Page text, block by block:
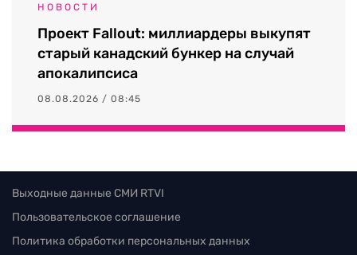
НОВОСТИ
Проект Fallout: миллиардеры выкупят
старый канадский бункер на случай
апокалипсиса
08.08.2026 / 08:45
Выходные данные СМИ RTVI
Пользовательское соглашение
Политика обработки персональных данных